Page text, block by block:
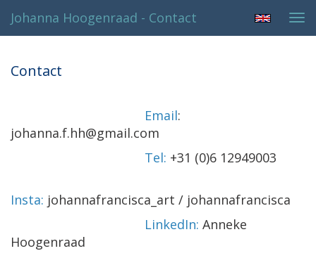
Johanna Hoogenraad - Contact
Contact
Email:
johanna.f.hh@gmail.com
Tel: +31 (0)6 12949003
Insta: johannafrancisca_art / johannafrancisca
LinkedIn: Anneke
Hoogenraad